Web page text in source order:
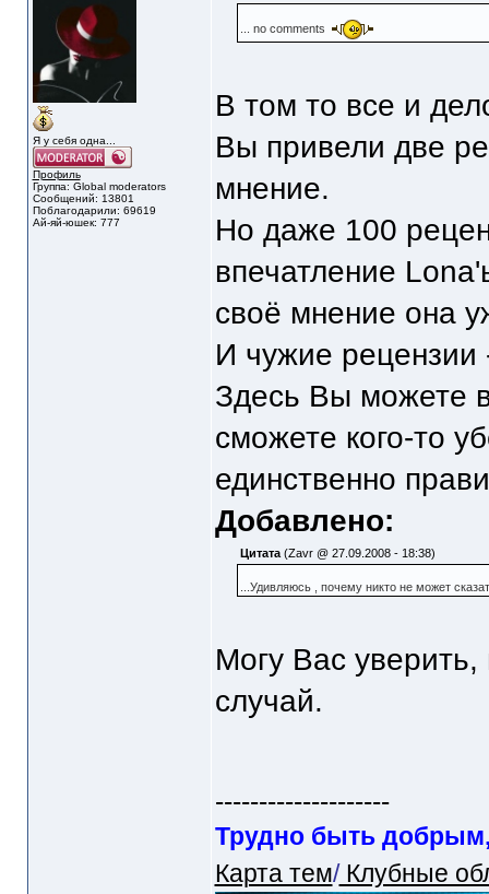
Я у себя одна...
Профиль
Группа: Global moderators
Сообщений: 13801
Поблагодарили: 69619
Ай-яй-юшек: 777
... no comments
В том то все и
Вы привели две
мнение.
Но даже 100
впечатление
своё мнение она
И чужие рецензии
Здесь Вы можете
сможете кого-то
единственно
Добавлено:
Цитата(Zavr @ 27.09.2008 - 18:38)
...Удивляюсь , почему никто не может
Могу Вас уверить,
случай.
--------------------
Трудно быть добрым,
Карта тем/Клубные